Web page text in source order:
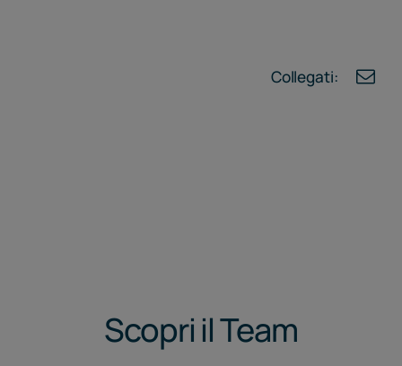
Collegati:
Scopri il Team